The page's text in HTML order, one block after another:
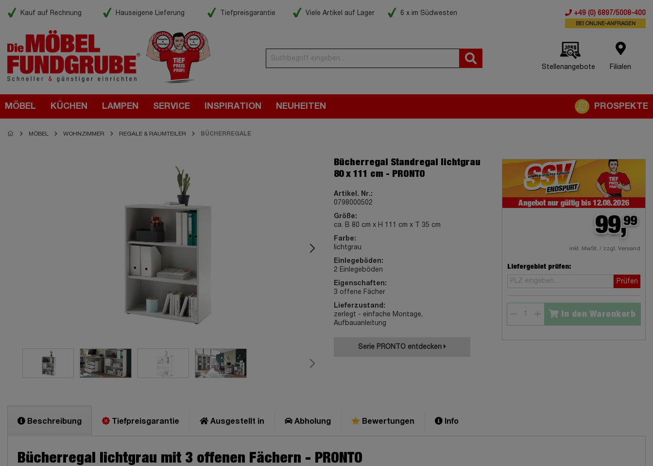
Kauf auf Rechnung Hauseigene Lieferung Tiefpreisgarantie Viele Artikel auf Lager 6 x im Südwesten +49 (0) 6897/5008-400
BEI ONLINE-ANFRAGEN
Stellenangebote Filialen
MÖBEL KÜCHEN LAMPEN SERVICE INSPIRATION NEUHEITEN PROSPEKTE
MÖBEL WOHNZIMMER REGALE & RAUMTEILER BÜCHERREGALE
Bücherregal Standregal lichtgrau
80 x 111 cm - PRONTO
Artikel. Nr.:
0798000502
Größe:
ca. B 80 cm x H 111 cm x T 35 cm
Farbe:
lichtgrau
Einlegeböden:
2 Einlegeböden
Eigenschaften:
3 offene Fächer
Lieferzustand:
zerlegt - einfache Montage,
Aufbauanleitung
Serie PRONTO entdecken
99,99
inkl. MwSt. / zzgl. Versand
Liefergebiet prüfen:
Prüfen
In den Warenkorb
Beschreibung Tiefpreisgarantie Ausgestellt in Abholung Bewertungen Info
Bücherregal lichtgrau mit 3 offenen Fächern - PRONTO